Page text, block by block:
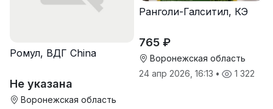
Ромул, ВДГ China
Не указана
Воронежская область
Ранголи-Галситил, КЭ
765 ₽
Воронежская область
24 апр 2026, 16:13 • 1 322